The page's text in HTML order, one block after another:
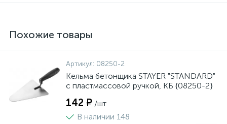
Похожие товары
Артикул: 08250-2
Кельма бетонщика STAYER "STANDARD"
с пластмассовой ручкой, КБ {08250-2}
142 ₽ /шт
В наличии 148